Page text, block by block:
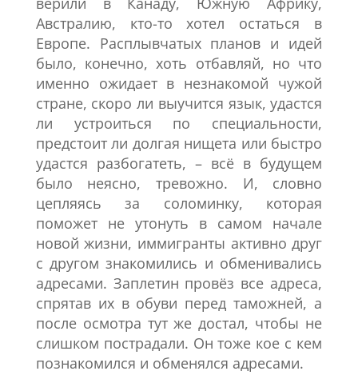
Австралию, кто-то хотел остаться в
Европе. Расплывчатых планов и идей
было, конечно, хоть отбавляй, но что
именно ожидает в незнакомой чужой
стране, скоро ли выучится язык, удастся
ли устроиться по специальности,
предстоит ли долгая нищета или быстро
удастся разбогатеть, – всё в будущем
было неясно, тревожно. И, словно
цепляясь за соломинку, которая
поможет не утонуть в самом начале
новой жизни, иммигранты активно друг
с другом знакомились и обменивались
адресами. Заплетин провёз все адреса,
спрятав их в обуви перед таможней, а
после осмотра тут же достал, чтобы не
слишком пострадали. Он тоже кое с кем
познакомился и обменялся адресами.